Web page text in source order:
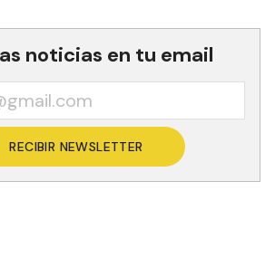
noticias en tu email
RECIBIR NEWSLETTER